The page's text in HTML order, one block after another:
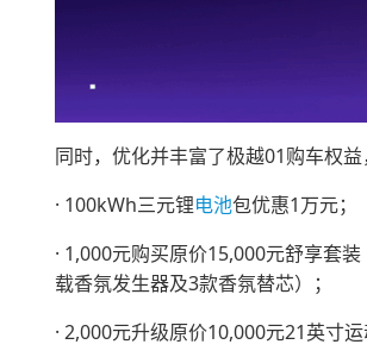
同时，优化并丰富了极越01购车权
· 100kWh三元锂电池包优惠1万元；
· 1,000元购买原价15,000元舒享套
载香氛发生器及3款香氛替芯）；
· 2,000元升级原价10,000元21英寸运